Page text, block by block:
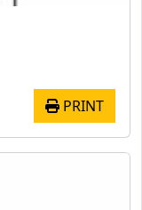
PRINT